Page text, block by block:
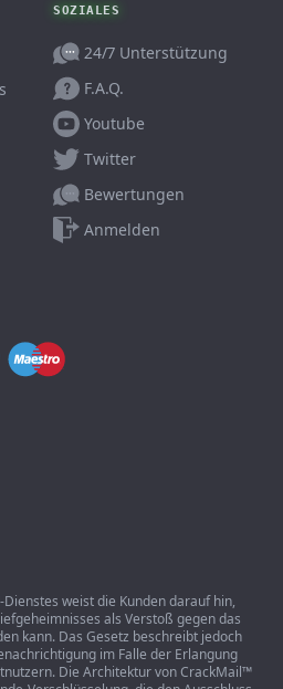
SOZIALES
24/7 Unterstützung
F.A.Q.
Youtube
Twitter
Bewertungen
Anmelden
weist die Kunden darauf hin,
als Verstoß gegen das
kann. Das Gesetz beschreibt jedoch
im Falle der Erlangung
Die Architektur von CrackMail™